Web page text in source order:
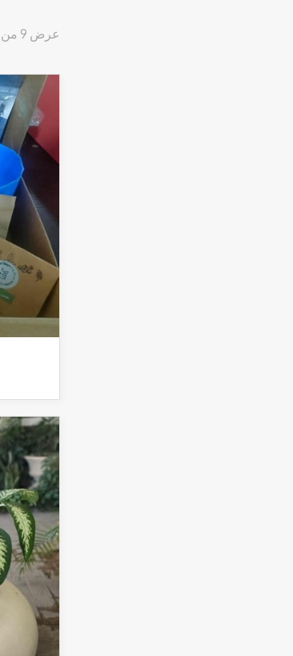
عرض ⁦9⁩ من كل النتائج